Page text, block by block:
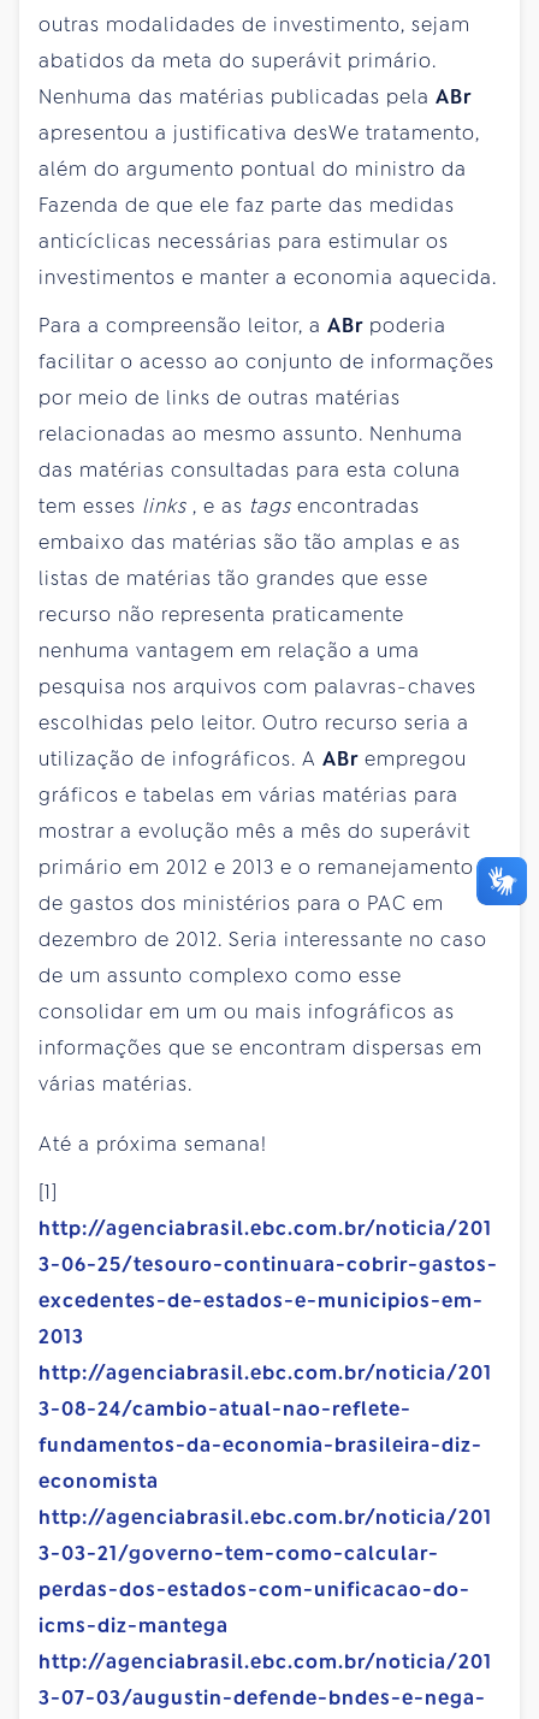
outras modalidades de investimento, sejam
abatidos da meta do superávit primário.
Nenhuma das matérias publicadas pela ABr
apresentou a justificativa desWe tratamento,
além do argumento pontual do ministro da
Fazenda de que ele faz parte das medidas
anticíclicas necessárias para estimular os
investimentos e manter a economia aquecida.
Para a compreensão leitor, a ABr poderia
facilitar o acesso ao conjunto de informações
por meio de links de outras matérias
relacionadas ao mesmo assunto. Nenhuma
das matérias consultadas para esta coluna
tem esses links , e as tags encontradas
embaixo das matérias são tão amplas e as
listas de matérias tão grandes que esse
recurso não representa praticamente
nenhuma vantagem em relação a uma
pesquisa nos arquivos com palavras-chaves
escolhidas pelo leitor. Outro recurso seria a
utilização de infográficos. A ABr empregou
gráficos e tabelas em várias matérias para
mostrar a evolução mês a mês do superávit
primário em 2012 e 2013 e o remanejamento
de gastos dos ministérios para o PAC em
dezembro de 2012. Seria interessante no caso
de um assunto complexo como esse
consolidar em um ou mais infográficos as
informações que se encontram dispersas em
várias matérias.
Até a próxima semana!
[1]
http://agenciabrasil.ebc.com.br/noticia/201
3-06-25/tesouro-continuara-cobrir-gastos-
excedentes-de-estados-e-municipios-em-
2013
http://agenciabrasil.ebc.com.br/noticia/201
3-08-24/cambio-atual-nao-reflete-
fundamentos-da-economia-brasileira-diz-
economista
http://agenciabrasil.ebc.com.br/noticia/201
3-03-21/governo-tem-como-calcular-
perdas-dos-estados-com-unificacao-do-
icms-diz-mantega
http://agenciabrasil.ebc.com.br/noticia/201
3-07-03/augustin-defende-bndes-e-nega-